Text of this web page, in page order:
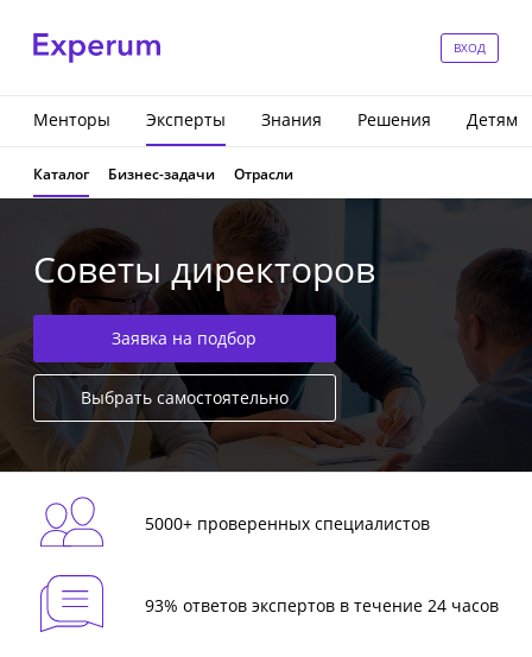
ВХОД
Менторы Эксперты Знания Решения Детям
Каталог Бизнес-задачи Отрасли
Советы директоров
Заявка на подбор
Выбрать самостоятельно
5000+ проверенных специалистов
93% ответов экспертов в течение 24 часов